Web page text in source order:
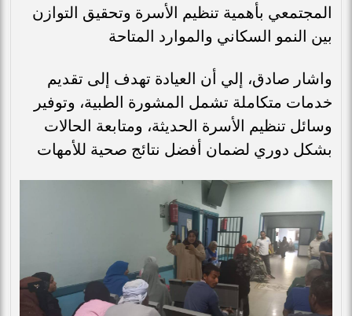
المجتمعي بأهمية تنظيم الأسرة وتحقيق التوازن
بين النمو السكاني والموارد المتاحة
واشار صادق، إلي أن العيادة تهدف إلى تقديم
خدمات متكاملة تشمل المشورة الطبية، وتوفير
وسائل تنظيم الأسرة الحديثة، ومتابعة الحالات
بشكل دوري لضمان أفضل نتائج صحية للأمهات